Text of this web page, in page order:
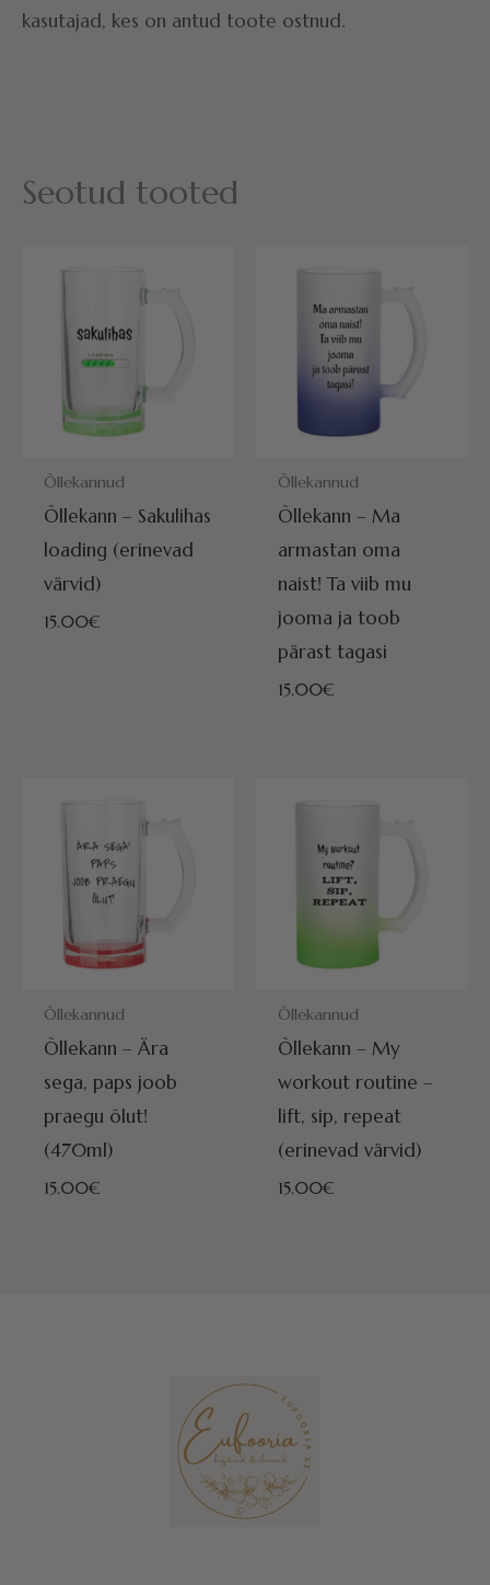
kasutajad, kes on antud toote ostnud.
Seotud tooted
POSTITAMISEKS VALMIS HOMME!
Õllekannud
Õllekann – Sakulihas
loading (erinevad
värvid)
15.00€
POSTITAMISEKS VALMIS
Õllekannud
Õllekann – Ma
armastan oma
naist! Ta viib mu
jooma ja toob
pärast tagasi
15.00€
POSTITAMISEKS VALMIS HOMME!
Õllekannud
Õllekann – Ära
sega, paps joob
praegu õlut!
(470ml)
15.00€
POSTITAMISEKS VALMIS
Õllekannud
Õllekann – My
workout routine –
lift, sip, repeat
(erinevad värvid)
15.00€